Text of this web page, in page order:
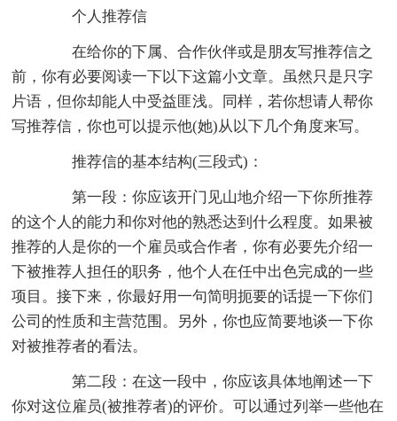
个人推荐信
在给你的下属、合作伙伴或是朋友写推荐信之
前，你有必要阅读一下以下这篇小文章。虽然只是只字
片语，但你却能人中受益匪浅。同样，若你想请人帮你
写推荐信，你也可以提示他(她)从以下几个角度来写。
推荐信的基本结构(三段式)：
第一段：你应该开门见山地介绍一下你所推荐
的这个人的能力和你对他的熟悉达到什么程度。如果被
推荐的人是你的一个雇员或合作者，你有必要先介绍一
下被推荐人担任的职务，他个人在任中出色完成的一些
项目。接下来，你最好用一句简明扼要的话提一下你们
公司的性质和主营范围。另外，你也应简要地谈一下你
对被推荐者的看法。
第二段：在这一段中，你应该具体地阐述一下
你对这位雇员(被推荐者)的评价。可以通过列举一些他在